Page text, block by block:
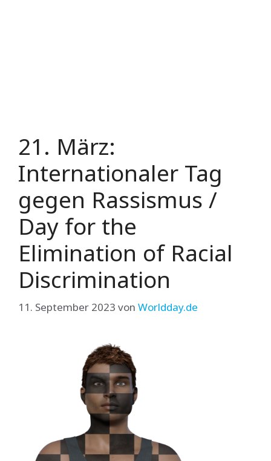
21. März:
Internationaler Tag
gegen Rassismus /
Day for the
Elimination of Racial
Discrimination
11. September 2023 von Worldday.de